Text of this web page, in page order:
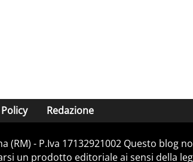
Redazione
(RM) - P.Iva 17132921002 Questo blog
un prodotto editoriale ai sensi della